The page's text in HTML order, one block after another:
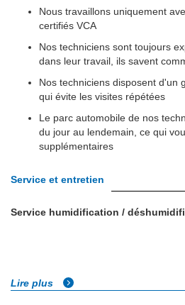
Nous travaillons uniquement
certifiés VCA
Nos techniciens sont toujours
dans leur travail, ils savent
Nos techniciens disposent d'un
qui évite les visites répétées
Le parc automobile de nos
du jour au lendemain, ce qui
supplémentaires
Service et entretien
Service humidification /
Lire plus